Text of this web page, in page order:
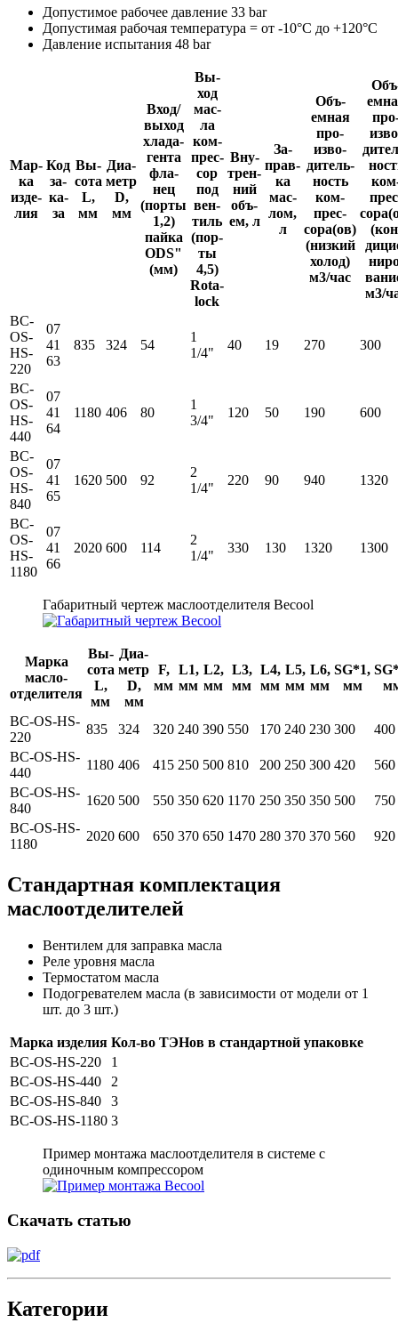
Допустимое рабочее давление 33 bar
Допустимая рабочая температура = от -10°C до +120°C
Давление испытания 48 bar
Мар­
ка
изде­
лия
Код
за­
ка­
за
Вы­
сота
L,
мм
Диа­
метр
D,
мм
Вход/
вы­ход
хла­да­
ген­та
фла­
нец
(порты
1,2)
пайка
ODS"
(мм)
Вы­
ход
мас­
ла
ком­
прес­
сор
под
вен­
тиль
(пор­
ты
4,5)
Rota­
lock
Вну­
трен­
ний
объ­
ем, л
За­
прав­
ка
мас­
лом,
л
Объ­
емная
про­
изво­
дитель­
ность
ком­
прес­
сора(ов)
(низкий
холод)
м3/час
м3/
BC-
OS-
HS-
220
07
41
63
835 324 54
1
1/4"
40 19 270 300
BC-
OS-
HS-
440
07
41
64
1180 406 80
1
3/4"
120 50 190 600
BC-
OS-
HS-
840
07
41
65
1620 500 92
2
1/4"
220 90 940 1320
BC-
OS-
HS-
1180
07
41
66
2020 600 114
2
1/4"
330 130 1320 1300
Габаритный чертеж маслоотделителя Becool
Марка
масло­
отделителя
Вы­
сота
L,
мм
Диа­
метр
D,
мм
F,
мм
L1,
мм
L2,
мм
L3,
мм
L4,
мм
L5,
мм
L6,
мм
SG*1,
мм
BC-OS-HS-
220
835 324 320 240 390 550 170 240 230 300
400
BC-OS-HS-
440
1180 406 415 250 500 810 200 250 300 420
560
BC-OS-HS-
840
1620 500 550 350 620 1170 250 350 350 500
750
BC-OS-HS-
1180
2020 600 650 370 650 1470 280 370 370 560 920
Стандартная комплектация
маслоотделителей
Вентилем для заправка масла
Реле уровня масла
Термостатом масла
Подогревателем масла (в зависимости от модели от 1
шт. до 3 шт.)
Марка изделия Кол-во ТЭНов в стандартной упаковке
BC-OS-HS-220
1
BC-OS-HS-440
2
BC-OS-HS-840
3
BC-OS-HS-1180 3
Пример монтажа маслоотделителя в системе с
одиночным компрессором
Скачать статью
Категории